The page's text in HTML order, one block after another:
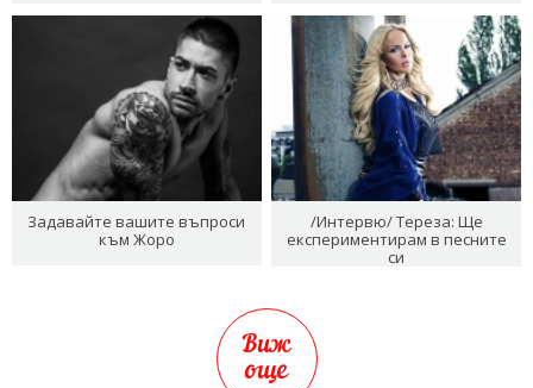
Задавайте вашите въпроси
към Жоро
/Интервю/ Тереза: Ще
експериментирам в песните
си
Виж
още